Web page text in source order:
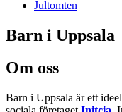
Jultomten
Barn i Uppsala
Om oss
Barn i Uppsala är ett